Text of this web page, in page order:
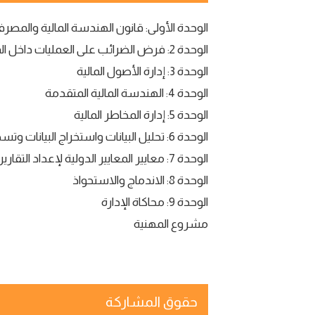
الوحدة الأولى: قانون الهندسة المالية
الوحدة 2: فرض الضرائب على العمليات داخل المجموعة
الوحدة 3: إدارة الأصول المالية
الوحدة 4: الهندسة المالية المتقدمة
الوحدة 5: إدارة المخاطر المالية
الوحدة 6: تحليل البيانات واستخراج البيانات وتسجيل النتائج
الوحدة 7: معايير المعايير الدولية لإعداد التقارير المالية
الوحدة 8: الاندماج والاستحواذ
الوحدة 9: محاكاة الإدارة
مشروع المهنية
حقوق المشاركة